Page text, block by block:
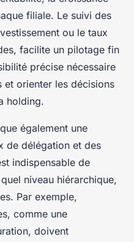
filiale. Le suivi des
ou le taux
facilite un pilotage fin
précise nécessaire
et orienter les décisions
holding.
également une
de délégation et des
indispensable de
niveau hiérarchique,
Par exemple,
comme une
doivent